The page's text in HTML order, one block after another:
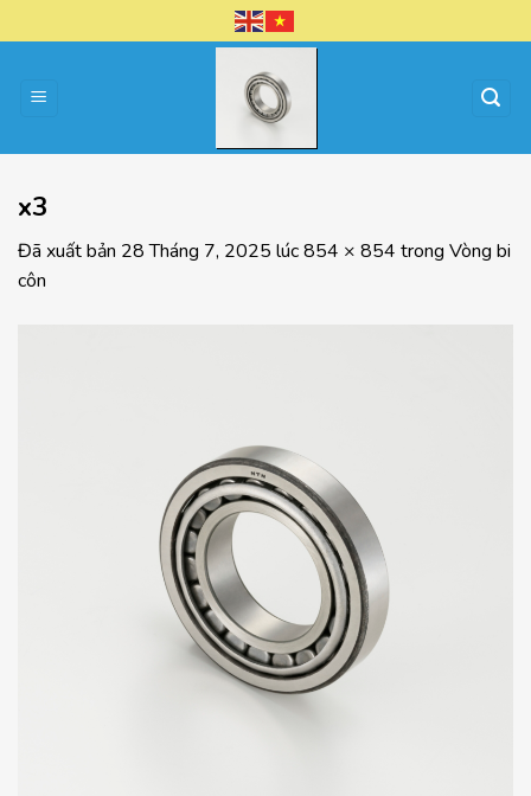
đến
dung
x3
Đã xuất bản 28 Tháng 7, 2025 lúc854 × 854 trong Vòng bi
côn